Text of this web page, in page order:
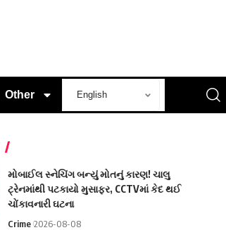
Other
મોબાઈલ સ્નેચિંગ બન્યું મોતનું કારણ! ચાલુ
ટ્રેનમાંથી પટકાયો મુસાફર, CCTVમાં કેદ થઈ
ચોંકાવનારી ઘટના
Crime 2026-08-08